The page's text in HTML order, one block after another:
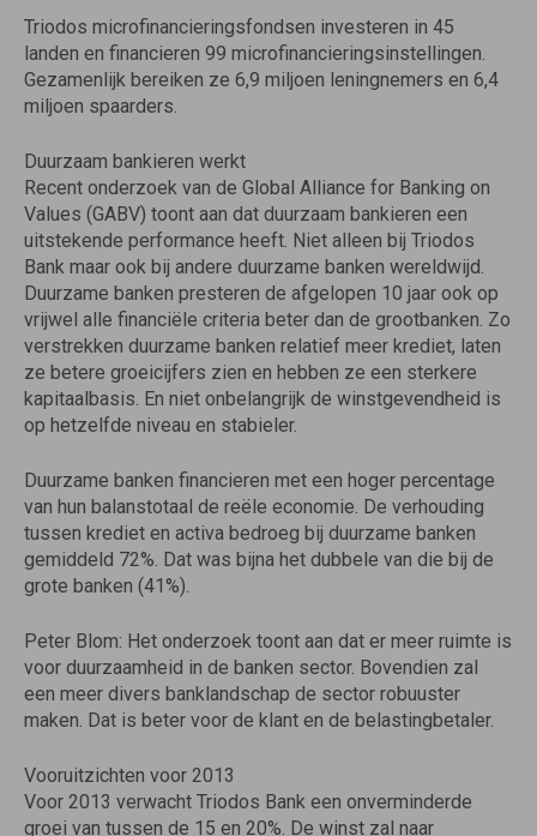
Triodos microfinancieringsfondsen investeren in 45
landen en financieren 99 microfinancieringsinstellingen.
Gezamenlijk bereiken ze 6,9 miljoen leningnemers en 6,4
miljoen spaarders.
Duurzaam bankieren werkt
Recent onderzoek van de Global Alliance for Banking on
Values (GABV) toont aan dat duurzaam bankieren een
uitstekende performance heeft. Niet alleen bij Triodos
Bank maar ook bij andere duurzame banken wereldwijd.
Duurzame banken presteren de afgelopen 10 jaar ook op
vrijwel alle financiële criteria beter dan de grootbanken. Zo
verstrekken duurzame banken relatief meer krediet, laten
ze betere groeicijfers zien en hebben ze een sterkere
kapitaalbasis. En niet onbelangrijk de winstgevendheid is
op hetzelfde niveau en stabieler.
Duurzame banken financieren met een hoger percentage
van hun balanstotaal de reële economie. De verhouding
tussen krediet en activa bedroeg bij duurzame banken
gemiddeld 72%. Dat was bijna het dubbele van die bij de
grote banken (41%).
Peter Blom: Het onderzoek toont aan dat er meer ruimte is
voor duurzaamheid in de banken sector. Bovendien zal
een meer divers banklandschap de sector robuuster
maken. Dat is beter voor de klant en de belastingbetaler.
Vooruitzichten voor 2013
Voor 2013 verwacht Triodos Bank een onverminderde
groei van tussen de 15 en 20%. De winst zal naar